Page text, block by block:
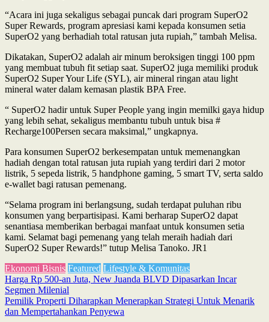
“Acara ini juga sekaligus sebagai puncak dari program SuperO2
Super Rewards, program apresiasi kami kepada konsumen setia
SuperO2 yang berhadiah total ratusan juta rupiah,” tambah Melisa.
Dikatakan, SuperO2 adalah air minum beroksigen tinggi 100 ppm
yang membuat tubuh fit setiap saat. SuperO2 juga memiliki produk
SuperO2 Super Your Life (SYL), air mineral ringan atau light
mineral water dalam kemasan plastik BPA Free.
“ SuperO2 hadir untuk Super People yang ingin memilki gaya hidup
yang lebih sehat, sekaligus membantu tubuh untuk bisa #
Recharge100Persen secara maksimal,” ungkapnya.
Para konsumen SuperO2 berkesempatan untuk memenangkan
hadiah dengan total ratusan juta rupiah yang terdiri dari 2 motor
listrik, 5 sepeda listrik, 5 handphone gaming, 5 smart TV, serta saldo
e-wallet bagi ratusan pemenang.
“Selama program ini berlangsung, sudah terdapat puluhan ribu
konsumen yang berpartisipasi. Kami berharap SuperO2 dapat
senantiasa memberikan berbagai manfaat untuk konsumen setia
kami. Selamat bagi pemenang yang telah meraih hadiah dari
SuperO2 Super Rewards!” tutup Melisa Tanoko. JR1
Ekonomi Bisnis Featured Lifestyle & Komunitas
Post
navigation
Harga Rp 500-an Juta, New Juanda BLVD Dipasarkan Incar
Segmen Milenial
Pemilik Properti Diharapkan Menerapkan Strategi Untuk Menarik
dan Mempertahankan Penyewa